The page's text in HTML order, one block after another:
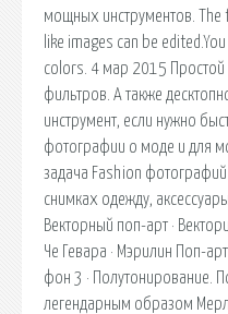
мощных инструментов.
like images can be
colors. 4 мар 2015 Простой
фильтров. А также
инструмент, если нужно
фотографии о моде и для
задача Fashion
снимках одежду,
Векторный поп-арт ·
Че Гевара · Мэрилин Поп-
фон 3 · Полутонирование.
легендарным образом